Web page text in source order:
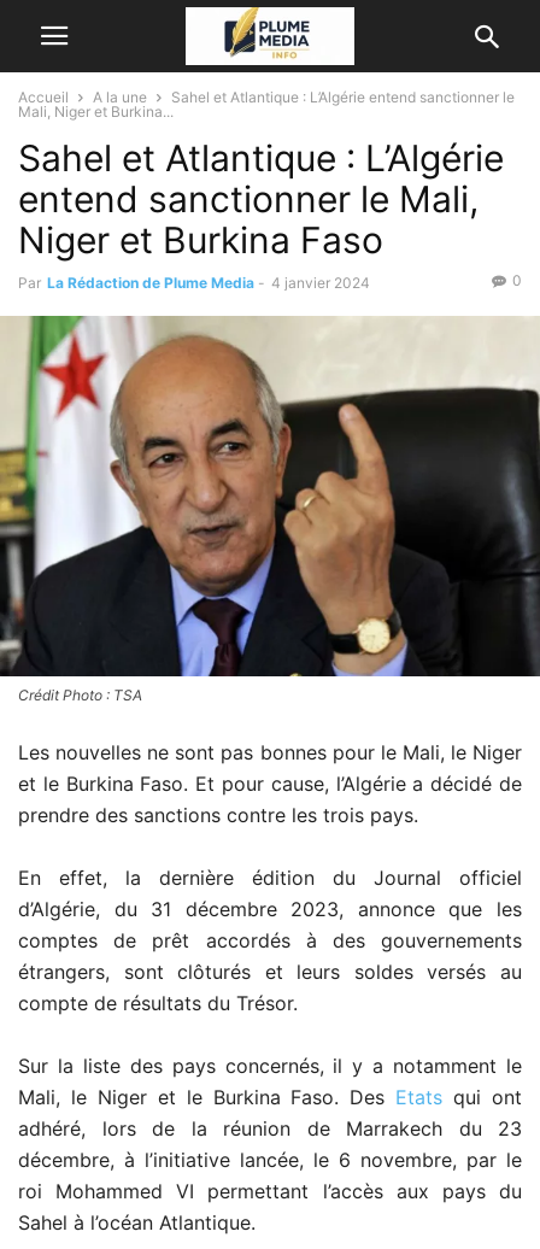
Accueil A la une
Sahel et Atlantique : L’Algérie entend sanctionner le
Mali, Niger et Burkina...
Sahel et Atlantique : L’Algérie
entend sanctionner le Mali,
Niger et Burkina Faso
Par La Rédaction de Plume Media - 4 janvier 2024 0
Crédit Photo : TSA
Les nouvelles ne sont pas bonnes pour le Mali, le Niger
et le Burkina Faso. Et pour cause, l’Algérie a décidé de
prendre des sanctions contre les trois pays.
En effet, la dernière édition du Journal officiel
d’Algérie, du 31 décembre 2023, annonce que les
comptes de prêt accordés à des gouvernements
étrangers, sont clôturés et leurs soldes versés au
compte de résultats du Trésor.
Sur la liste des pays concernés, il y a notamment le
Mali, le Niger et le Burkina Faso. Des Etats qui ont
adhéré, lors de la réunion de Marrakech du 23
décembre, à l’initiative lancée, le 6 novembre, par le
roi Mohammed VI permettant l’accès aux pays du
Sahel à l’océan Atlantique.